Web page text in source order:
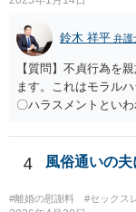
鈴木 祥平 弁護
【質問】不貞行為を
ます。これはモラル
〇ハラスメントとい
活している以上は、
避的に生じますから
を逸脱した態様・方
とが必要です。 常識
4 風俗通いの夫
#離婚の慰謝料 #セックス